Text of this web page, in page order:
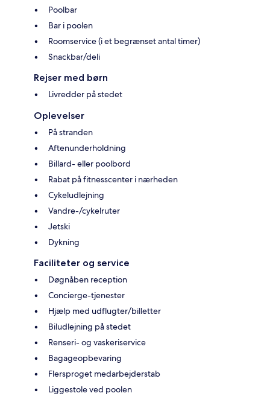
Poolbar
Bar i poolen
Roomservice (i et begrænset antal timer)
Snackbar/deli
Rejser med børn
Livredder på stedet
Oplevelser
På stranden
Aftenunderholdning
Billard- eller poolbord
Rabat på fitnesscenter i nærheden
Cykeludlejning
Vandre-/cykelruter
Jetski
Dykning
Faciliteter og service
Døgnåben reception
Concierge-tjenester
Hjælp med udflugter/billetter
Biludlejning på stedet
Renseri- og vaskeriservice
Bagageopbevaring
Flersproget medarbejderstab
Liggestole ved poolen